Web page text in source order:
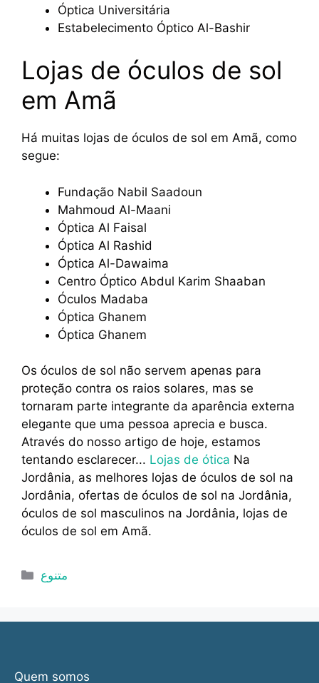
Óptica Universitária
Estabelecimento Óptico Al-Bashir
Lojas de óculos de sol
em Amã
Há muitas lojas de óculos de sol em Amã, como
segue:
Fundação Nabil Saadoun
Mahmoud Al-Maani
Óptica Al Faisal
Óptica Al Rashid
Óptica Al-Dawaima
Centro Óptico Abdul Karim Shaaban
Óculos Madaba
Óptica Ghanem
Óptica Ghanem
Os óculos de sol não servem apenas para
proteção contra os raios solares, mas se
tornaram parte integrante da aparência externa
elegante que uma pessoa aprecia e busca.
Através do nosso artigo de hoje, estamos
tentando esclarecer... Lojas de ótica Na
Jordânia, as melhores lojas de óculos de sol na
Jordânia, ofertas de óculos de sol na Jordânia,
óculos de sol masculinos na Jordânia, lojas de
óculos de sol em Amã.
Categorias
متنوع
Quem somos